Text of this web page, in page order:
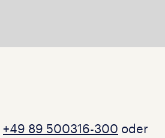
+49 89 500316-300 oder